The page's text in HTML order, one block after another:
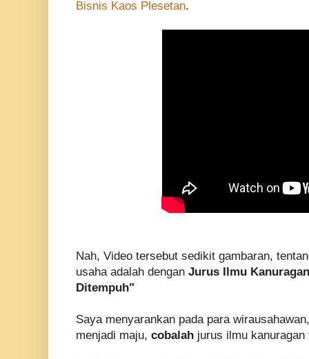
Bisnis Kaos Plesetan.
Nah, Video tersebut sedikit gambaran,
usaha adalah dengan Jurus Ilmu
Ditempuh"
Saya menyarankan pada para
menjadi maju, cobalah jurus ilmu kanuragan